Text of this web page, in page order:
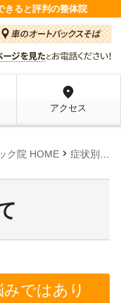
きると評判の整体院
location_on
アクセス
ク院 HOME chevron_right 症状別ページ
ではあり